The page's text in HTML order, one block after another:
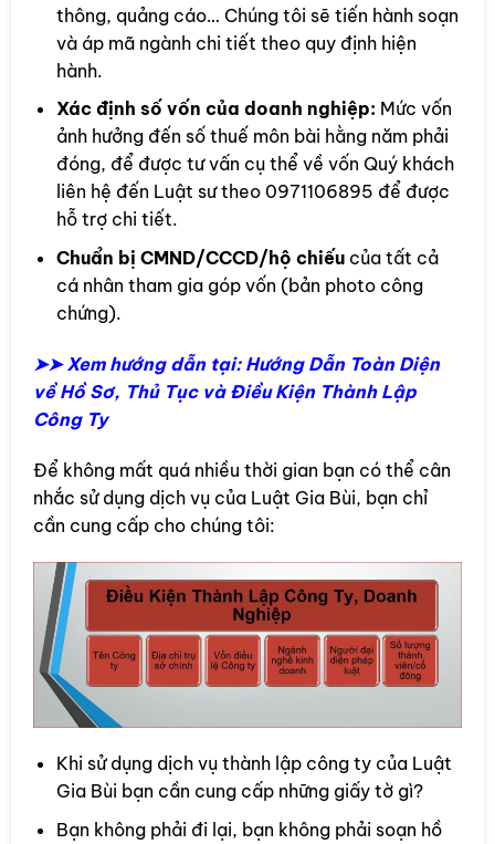
thông, quảng cáo… Chúng tôi sẽ tiến hành soạn
và áp mã ngành chi tiết theo quy định hiện
hành.
Xác định số vốn của doanh nghiệp: Mức vốn
ảnh hưởng đến số thuế môn bài hằng năm phải
đóng, để được tư vấn cụ thể về vốn Quý khách
liên hệ đến Luật sư theo 0971106895 để được
hỗ trợ chi tiết.
Chuẩn bị CMND/CCCD/hộ chiếucủa tất cả
cá nhân tham gia góp vốn (bản photo công
chứng).
➤➤ Xem hướng dẫn tại: Hướng Dẫn Toàn Diện
về Hồ Sơ, Thủ Tục và Điều Kiện Thành Lập
Công Ty
Để không mất quá nhiều thời gian bạn có thể cân
nhắc sử dụng dịch vụ của Luật Gia Bùi, bạn chỉ
cần cung cấp cho chúng tôi:
Khi sử dụng dịch vụ thành lập công ty của Luật
Gia Bùi bạn cần cung cấp những giấy tờ gì?
Bạn không phải đi lại, bạn không phải soạn hồ